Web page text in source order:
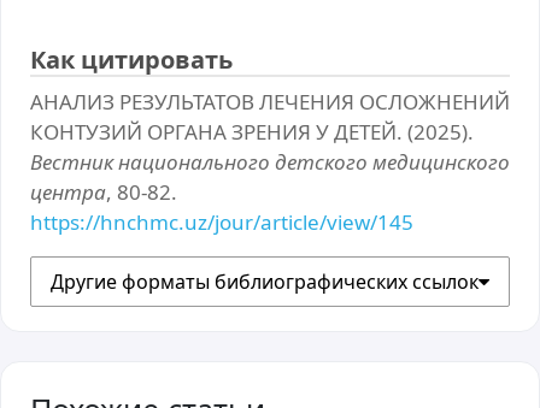
Как цитировать
АНАЛИЗ РЕЗУЛЬТАТОВ ЛЕЧЕНИЯ ОСЛОЖНЕНИЙ
КОНТУЗИЙ ОРГАНА ЗРЕНИЯ У ДЕТЕЙ. (2025).
Вестник национального детского медицинского
центра, 80-82.
https://hnchmc.uz/jour/article/view/145
Другие форматы библиографических ссылок